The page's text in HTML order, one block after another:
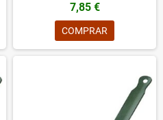
7,85 €
COMPRAR